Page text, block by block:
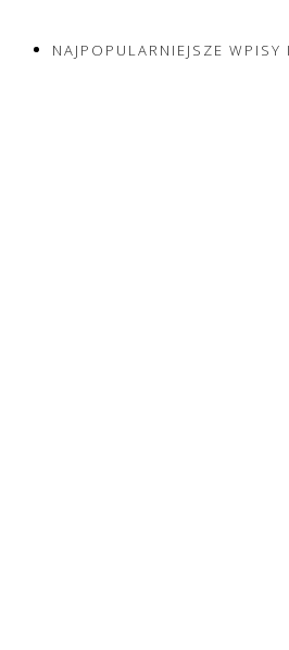
NAJPOPULARNIEJSZE WPISY